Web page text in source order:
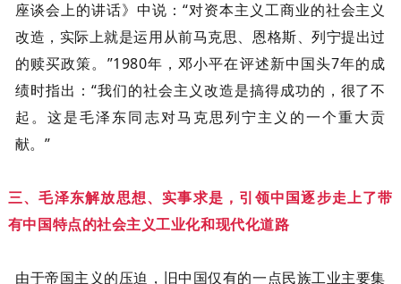
座谈会上的讲话》中说：“对资本主义工商业的社会主义
改造，实际上就是运用从前马克思、恩格斯、列宁提出过
的赎买政策。”1980年，邓小平在评述新中国头7年的成
绩时指出：“我们的社会主义改造是搞得成功的，很了不
起。这是毛泽东同志对马克思列宁主义的一个重大贡
献。”
三、毛泽东解放思想、实事求是，引领中国逐步走上了带
有中国特点的社会主义工业化和现代化道路
由于帝国主义的压迫，旧中国仅有的一点民族工业主要集